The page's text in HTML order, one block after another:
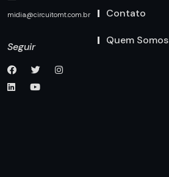
midia@circuitomt.com.br
Seguir
Contato
Quem Somos